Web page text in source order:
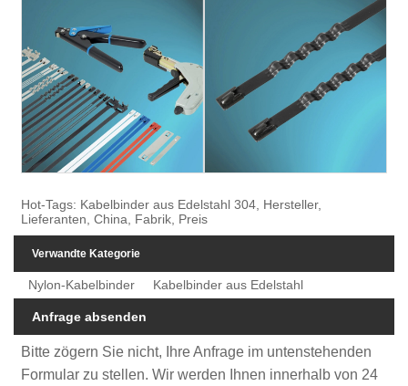
Hot-Tags: Kabelbinder aus Edelstahl 304, Hersteller,
Lieferanten, China, Fabrik, Preis
Verwandte Kategorie
Nylon-Kabelbinder Kabelbinder aus Edelstahl
Anfrage absenden
Bitte zögern Sie nicht, Ihre Anfrage im untenstehenden
Formular zu stellen. Wir werden Ihnen innerhalb von 24